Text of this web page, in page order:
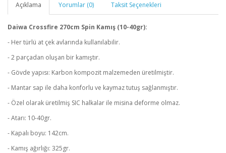
Açıklama Yorumlar (0) Taksit Seçenekleri
Daiwa Crossfire 270cm Spin Kamış (10-40gr):
- Her türlü at çek avlarında kullanılabilir.
- 2 parçadan oluşan bir kamıştır.
- Gövde yapısı: Karbon kompozit malzemeden üretilmiştir.
- Mantar sap ile daha konforlu ve kaymaz tutuş sağlanmıştır.
- Özel olarak üretilmiş SIC halkalar ile misina deforme olmaz.
- Atarı: 10-40gr.
- Kapalı boyu: 142cm.
- Kamış ağırlığı: 325gr.